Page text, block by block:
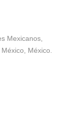
Mexicanos,
México.